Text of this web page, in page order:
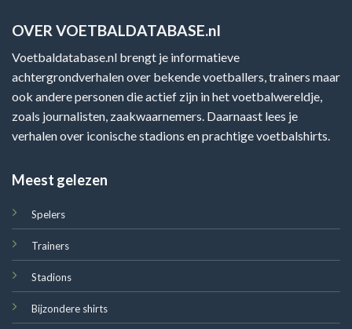
OVER VOETBALDATABASE.nl
Voetbaldatabase.nl brengt je informatieve
achtergrondverhalen over bekende voetballers, trainers maar
ook andere personen die actief zijn in het voetbalwereldje,
zoals journalisten, zaakwaarnemers. Daarnaast lees je
verhalen over iconische stadions en prachtige voetbalshirts.
Meest gelezen
Spelers
Trainers
Stadions
Bijzondere shirts